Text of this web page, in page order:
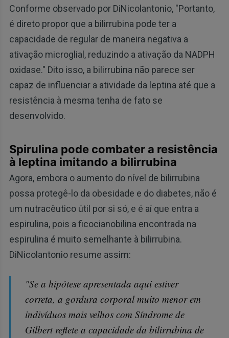
Conforme observado por DiNicolantonio, "Portanto,
é direto propor que a bilirrubina pode ter a
capacidade de regular de maneira negativa a
ativação microglial, reduzindo a ativação da NADPH
oxidase." Dito isso, a bilirrubina não parece ser
capaz de influenciar a atividade da leptina até que a
resistência à mesma tenha de fato se
desenvolvido.
Spirulina pode combater a resistência
à leptina imitando a bilirrubina
Agora, embora o aumento do nível de bilirrubina
possa protegê-lo da obesidade e do diabetes, não é
um nutracêutico útil por si só, e é aí que entra a
espirulina, pois a ficocianobilina encontrada na
espirulina é muito semelhante à bilirrubina.
DiNicolantonio resume assim:
"Se a hipótese apresentada aqui estiver
correta, a gordura corporal muito menor em
indivíduos mais velhos com Síndrome de
Gilbert reflete a capacidade da bilirrubina de